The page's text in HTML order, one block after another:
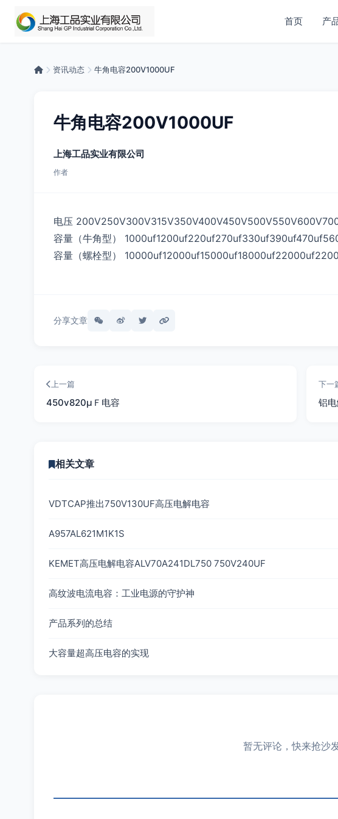
首页 产
资讯动态 牛角电容200V1000UF
牛角电容200V1000UF
上海工品实业有限公司
作者
电压
容量（牛角型）
容量（螺栓型）
分享文章
上一篇
450v820µＦ电容
下一
铝
相关文章
VDTCAP推出750V130UF高压电解电容
A957AL621M1K1S
KEMET高压电解电容ALV70A241DL750 750V240UF
高纹波电流电容：工业电源的守护神
产品系列的总结
大容量超高压电容的实现
暂无评论，快来抢沙